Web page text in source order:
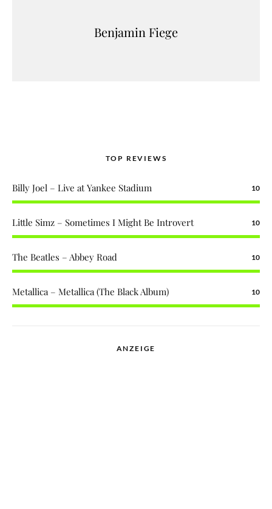
Benjamin Fiege
TOP REVIEWS
Billy Joel – Live at Yankee Stadium 10
Little Simz – Sometimes I Might Be Introvert 10
The Beatles – Abbey Road 10
Metallica – Metallica (The Black Album) 10
ANZEIGE